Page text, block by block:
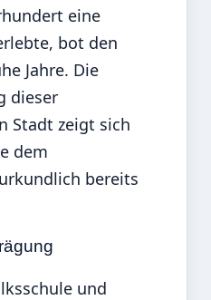
eine
bot den
Jahre. Die
dieser
Stadt zeigt sich
dem
bereits
und